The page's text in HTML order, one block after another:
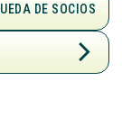
DE SOCIOS
ARROW_FORWARD_IOS